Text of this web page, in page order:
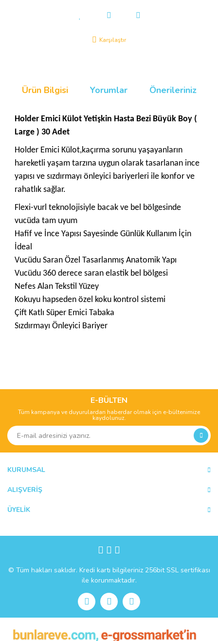
Karşılaştır
Ürün Bilgisi Yorumlar Önerileriniz
Holder Emici Külot Yetişkin Hasta Bezi Büyük Boy (
Large ) 30 Adet
Holder Emici Külot,kaçırma sorunu yaşayanların
hareketli yaşam tarzına uygun olarak tasarlanan ince
yapısı ve sızdırmayı önleyici bariyerleri ile konfor ve
rahatlık sağlar.
Flexi-vurl teknolojisiyle bacak ve bel bölgesinde
vucüda tam uyum
Hafif ve İnce Yapısı Sayesinde Günlük Kullanım İçin
İdeal
Vucüdu Saran Özel Tasarlanmış Anatomik Yapı
Vucüdu 360 derece saran elastik bel bölgesi
Nefes Alan Tekstil Yüzey
Kokuyu hapseden özel koku kontrol sistemi
Çift Katlı Süper Emici Tabaka
Sızdırmayı Önleyici Bariyer
Yorum Yaz
kullanarak tarafımıza iletebilirsiniz.
Görüş ve önerileriniz için teşekkür ederiz.
Ürün açıklamasında eksik bilgiler bulunuyor.
Ürün bilgilerinde hatalar bulunuyor.
E-BÜLTEN
Tüm kampanya ve duyurulardan haberdar olmak için e-bültenimize
kaydolunuz.
KURUMSAL
ALIŞVERİŞ
ÜYELİK
© Tüm hakları saklıdır. Kredi kartı bilgileriniz 256bit SSL sertifikası
ile korunmaktadır.